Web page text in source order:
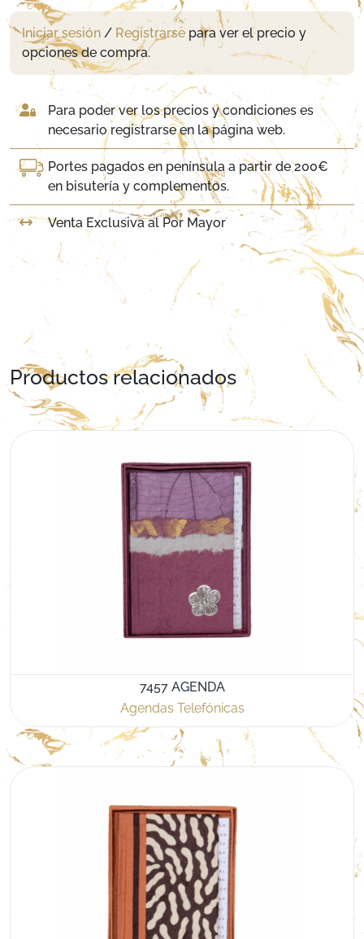
Iniciar sesión / Registrarse para ver el precio y
opciones de compra.
Para poder ver los precios y condiciones es
necesario registrarse en la página web.
Portes pagados en península a partir de 200€
en bisutería y complementos.
Venta Exclusiva al Por Mayor
Productos relacionados
7457 AGENDA
Agendas Telefónicas